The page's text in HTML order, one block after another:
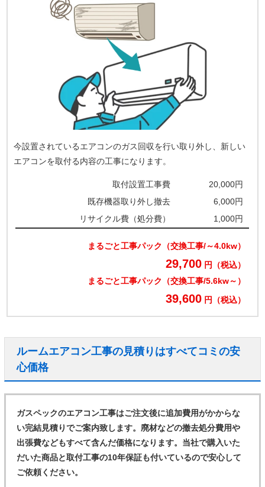
今設置されているエアコンのガス回収を行い取り外し、新しい
エアコンを取付る内容の工事になります。
取付設置工事費
20,000円
既存機器取り外し撤去
6,000円
リサイクル費（処分費）
1,000円
まるごと工事パック（交換工事/～4.0kw）
29,700 円（税込）
まるごと工事パック（交換工事/5.6kw～）
39,600 円（税込）
ルームエアコン工事の見積りはすべてコミの安
心価格
ガスペックのエアコン工事はご注文後に追加費用がかからな
い完結見積りでご案内致します。廃材などの撤去処分費用や
出張費などもすべて含んだ価格になります。当社で購入いた
だいた商品と取付工事の10年保証も付いているので安心して
ご依頼ください。